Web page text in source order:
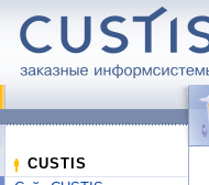
CUSTIS